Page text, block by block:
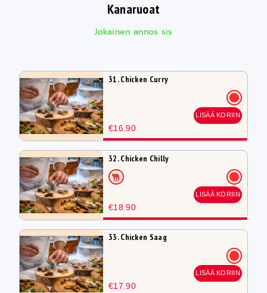
Kanaruoat
Jokainen annos sis
31. Chicken Curry
€16.90
LISÄÄ KORIIN
32. Chicken Chilly
€18.90
LISÄÄ KORIIN
33. Chicken Saag
€17.90
LISÄÄ KORIIN